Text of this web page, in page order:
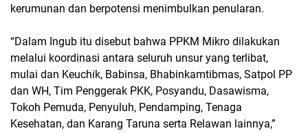
kerumunan dan berpotensi menimbulkan penularan.
“Dalam Ingub itu disebut bahwa PPKM Mikro dilakukan
melalui koordinasi antara seluruh unsur yang terlibat,
mulai dan Keuchik, Babinsa, Bhabinkamtibmas, Satpol PP
dan WH, Tim Penggerak PKK, Posyandu, Dasawisma,
Tokoh Pemuda, Penyuluh, Pendamping, Tenaga
Kesehatan, dan Karang Taruna serta Relawan lainnya,”